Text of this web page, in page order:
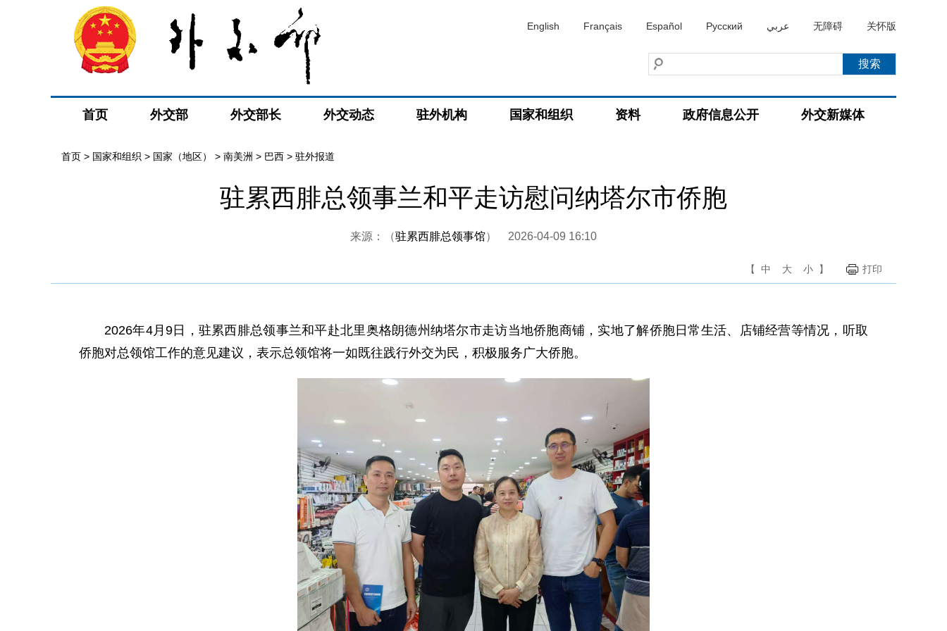
English Français Español Русский عربي 无障碍 关怀版
首页 外交部 外交部长 外交动态 驻外机构 国家和组织 资料 政府信息公开 外交新媒体
首页 > 国家和组织 > 国家（地区） > 南美洲 > 巴西 > 驻外报道
驻累西腓总领事兰和平走访慰问纳塔尔市侨胞
来源：（驻累西腓总领事馆） 2026-04-09 16:10
【 中 大 小 】 打印
2026年4月9日，驻累西腓总领事兰和平赴北里奥格朗德州纳塔尔市走访当地侨胞商铺，实地了解侨胞日常生活、店铺经营等情况，听取
侨胞对总领馆工作的意见建议，表示总领馆将一如既往践行外交为民，积极服务广大侨胞。